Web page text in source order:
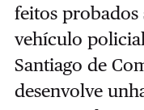
feitos probados
vehículo
Santiago de
desenvolve